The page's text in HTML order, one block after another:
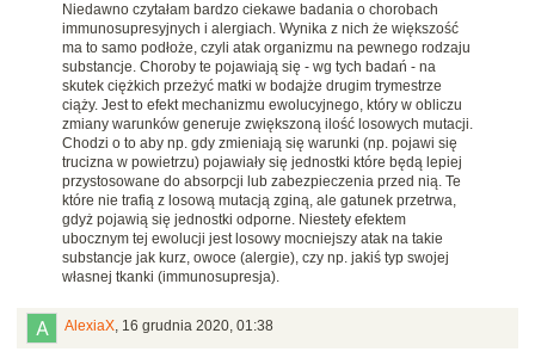
Niedawno czytałam bardzo ciekawe badania o chorobach
immunosupresyjnych i alergiach. Wynika z nich że większość
ma to samo podłoże, czyli atak organizmu na pewnego rodzaju
substancje. Choroby te pojawiają się - wg tych badań - na
skutek ciężkich przeżyć matki w bodajże drugim trymestrze
ciąży. Jest to efekt mechanizmu ewolucyjnego, który w obliczu
zmiany warunków generuje zwiększoną ilość losowych mutacji.
Chodzi o to aby np. gdy zmieniają się warunki (np. pojawi się
trucizna w powietrzu) pojawiały się jednostki które będą lepiej
przystosowane do absorpcji lub zabezpieczenia przed nią. Te
które nie trafią z losową mutacją zginą, ale gatunek przetrwa,
gdyż pojawią się jednostki odporne. Niestety efektem
ubocznym tej ewolucji jest losowy mocniejszy atak na takie
substancje jak kurz, owoce (alergie), czy np. jakiś typ swojej
własnej tkanki (immunosupresja).
AlexiaX, 16 grudnia 2020, 01:38